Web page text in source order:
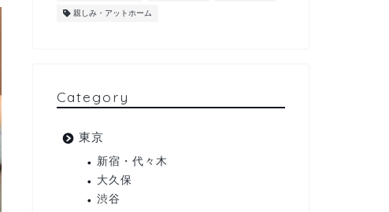
親しみ・アットホーム
Category
東京
新宿・代々木
大久保
渋谷